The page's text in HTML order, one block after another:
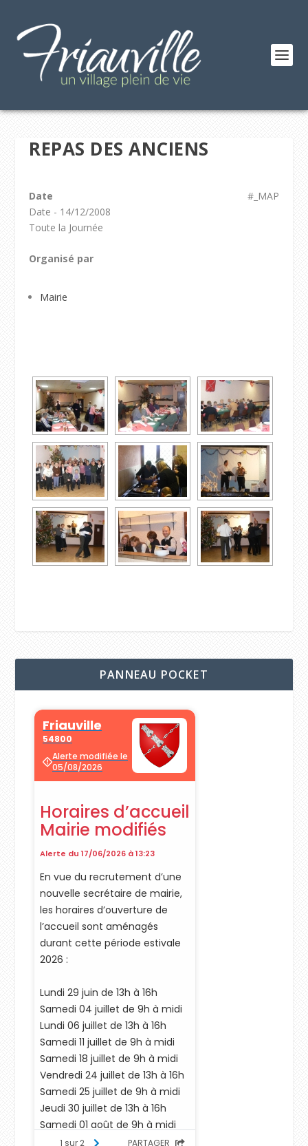
REPAS DES ANCIENS
#_MAP
Date
Date - 14/12/2008
Toute la Journée
Organisé par
Mairie
PANNEAU POCKET